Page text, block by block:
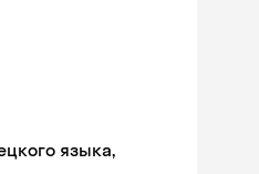
языка,